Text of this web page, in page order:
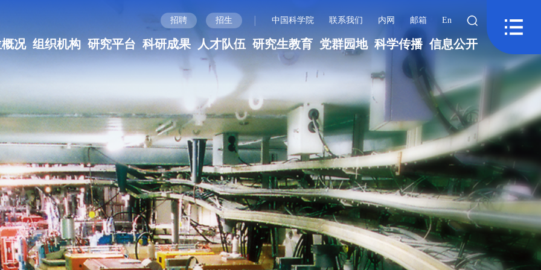
招聘 招生 | 中国科学院 联系我们 内网 邮箱 En
况 组织机构 研究平台 科研成果 人才队伍 研究生教育 党群园地 科学传播 信息公开